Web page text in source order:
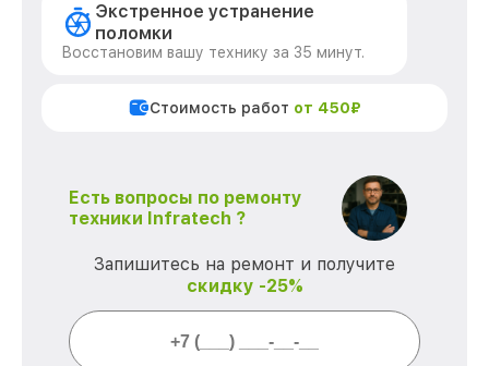
Экстренное устранение
поломки
Восстановим вашу технику за 35 минут.
Стоимость работ от 450₽
Есть вопросы по ремонту
техники Infratech ?
Запишитесь на ремонт и получите
скидку -25%